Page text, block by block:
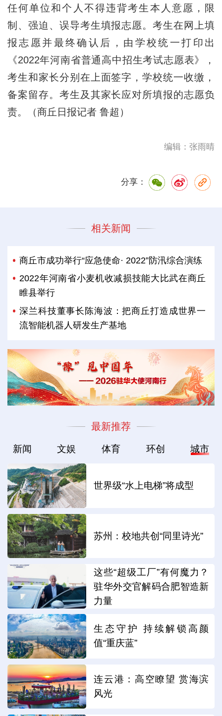
任何单位和个人不得违背考生本人意愿，限
制、强迫、误导考生填报志愿。考生在网上填
报志愿并最终确认后，由学校统一打印出
《2022年河南省普通高中招生考试志愿表》，
考生和家长分别在上面签字，学校统一收缴，
备案留存。考生及其家长应对所填报的志愿负
责。（商丘日报记者 鲁超）
编辑：张雨晴
分享：
相关新闻
商丘市成功举行“应急使命· 2022”防汛综合演练
2022年河南省小麦机收减损技能大比武在商丘
睢县举行
深兰科技董事长陈海波：把商丘打造成世界一
流智能机器人研发生产基地
最新推荐
新闻 文娱 体育 环创 城市
世界级“水上电梯”将成型
苏州：校地共创“同里诗光”
这些“超级工厂”有何魔力？
驻华外交官解码合肥智造新
力量
生态守护 持续解锁高颜
值“重庆蓝”
连云港：高空瞭望 赏海滨
风光